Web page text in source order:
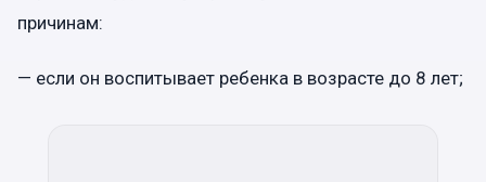
причинам:
— если он воспитывает ребенка в возрасте до 8 лет;